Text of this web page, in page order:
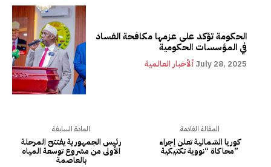
الحكومة تؤكد على عزمها مكافحة الفساد
في المؤسسات الحكومية
ألأخبار العالمية July 28, 2025
المادة السابقة
رئيس الجمهورية يفتتح المرحلة
الأولى من مشروع توسعة المياه
بالعاصمة
المقالة القادمة
كوريا الشمالية تعلن إجراء
محاكاة “نووية تكتيكية”